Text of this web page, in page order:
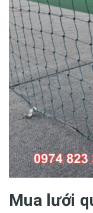
Mua lưới